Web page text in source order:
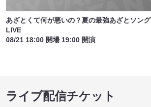
あざとくて何が悪いの？夏の最強あざとソング
LIVE
08/21 18:00 開場 19:00 開演
ライブ配信チケット